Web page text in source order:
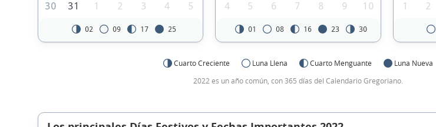
30 31 1 2 3 4 5
02 09 17 25
4 5 6 7 8 9 10
01 08 16 23 30
1 2
Cuarto Creciente Luna Llena Cuarto Menguante
Luna Nueva
2022 es un año común, con 365 días del Calendario Gregoriano.